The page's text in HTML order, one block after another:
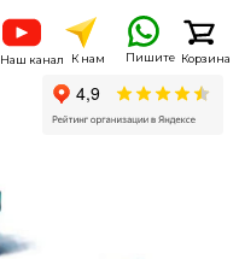
Наш канал К нам Пишите Корзина